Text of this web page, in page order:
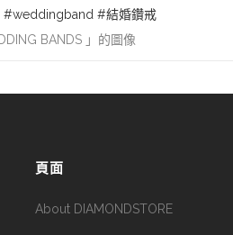
#weddingband #結婚鑽戒
頁面
About DIAMONDSTORE